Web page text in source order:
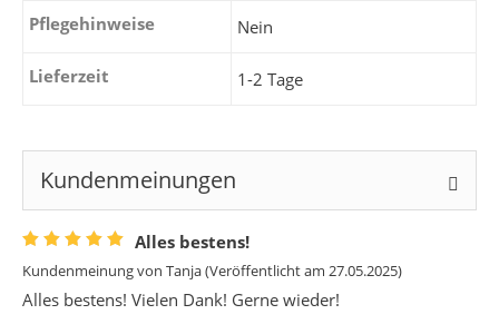
Pflegehinweise Nein
Lieferzeit 1-2 Tage
Kundenmeinungen
Alles bestens!
Kundenmeinung von Tanja(Veröffentlicht am 27.05.2025)
Alles bestens! Vielen Dank! Gerne wieder!